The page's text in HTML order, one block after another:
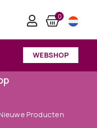
0
WEBSHOP
Producten